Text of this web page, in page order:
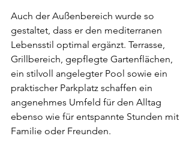
Auch der Außenbereich wurde so
gestaltet, dass er den mediterranen
Lebensstil optimal ergänzt. Terrasse,
Grillbereich, gepflegte Gartenflächen,
ein stilvoll angelegter Pool sowie ein
praktischer Parkplatz schaffen ein
angenehmes Umfeld für den Alltag
ebenso wie für entspannte Stunden mit
Familie oder Freunden.